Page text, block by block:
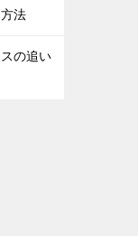
法
の追い